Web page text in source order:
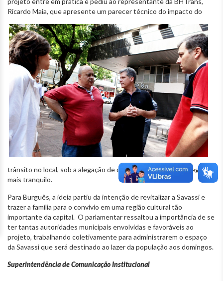
Ricardo Maia, que apresenteum parecer técnico do impacto do
trânsito no local, sob a alegação de que aos domingos o tráfego é
mais tranquilo.
Para Burguês, a ideia partiu da intenção de revitalizar a Savassi e
trazer a família para o convívio em uma região cultural tão
importante da capital. O parlamentar ressaltou a importância de se
ter tantas autoridades municipais envolvidas e favoráveis ao
projeto, trabalhando coletivamente para administrarem o espaço
da Savassi que será destinado ao lazer da população aos domingos.
Superintendência de Comunicação Institucional